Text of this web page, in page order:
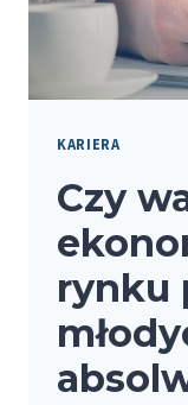
KARIERA
Czy
rynku